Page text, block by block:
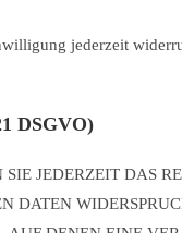
jederzeit
DSGVO)
JEDERZEIT DAS
DATEN